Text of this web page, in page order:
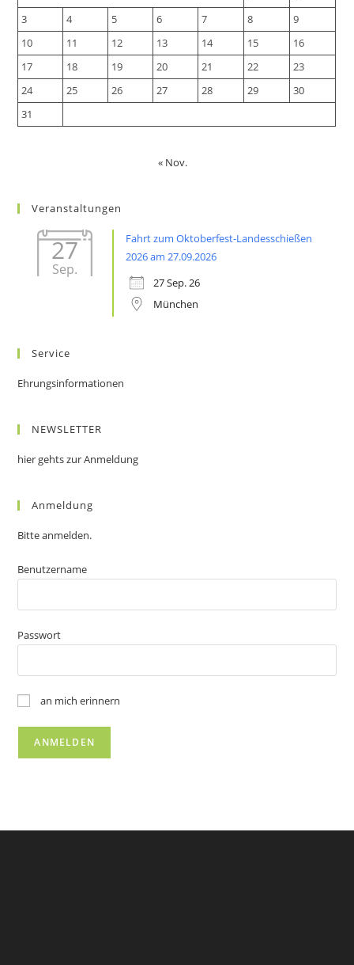
3
4 5 6 7 8
9
10
11 12 13 14 15
16
17
18 19 20 21 22
23
24
25 26 27 28 29
30
31
« Nov.
Veranstaltungen
27
Sep.
Fahrt zum Oktoberfest-Landesschießen
2026 am 27.09.2026
27 Sep. 26
München
Service
Ehrungsinformationen
NEWSLETTER
hier gehts zur Anmeldung
Anmeldung
Bitte anmelden.
Benutzername
Passwort
an mich erinnern